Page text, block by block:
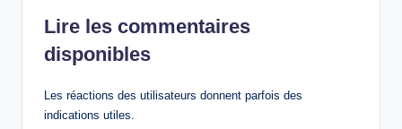
Lire les commentaires
disponibles
Les réactions des utilisateurs donnent parfois des
indications utiles.